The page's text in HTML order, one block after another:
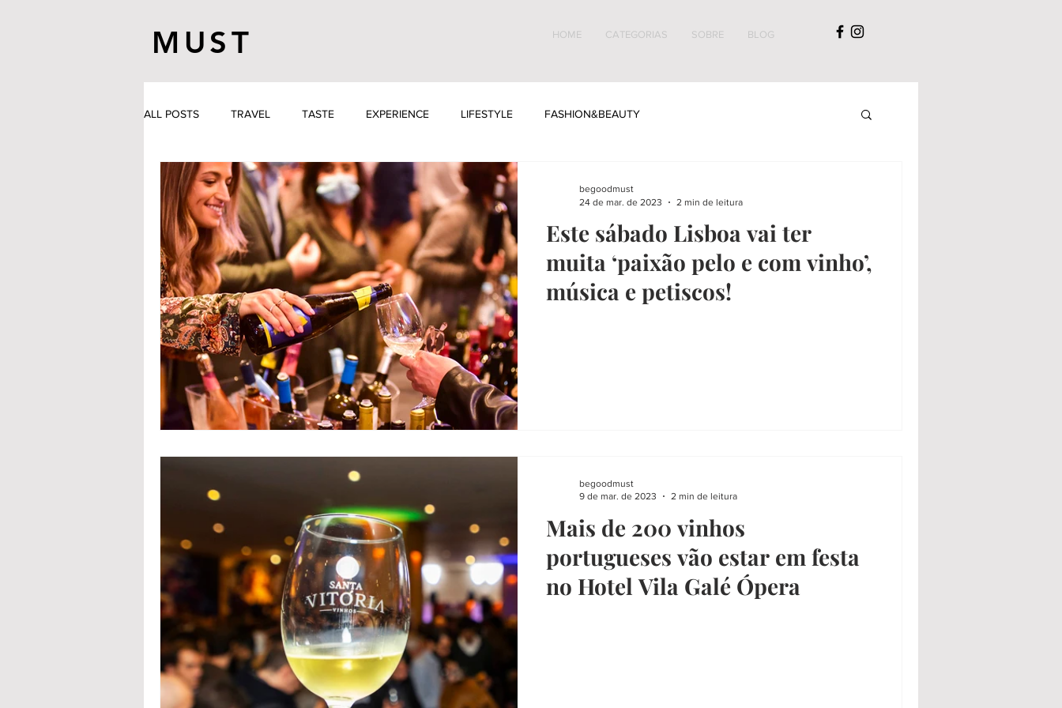
MUST HOME CATEGORIAS SOBRE BLOG
ALL POSTS TRAVEL TASTE EXPERIENCE LIFESTYLE FASHION&BEAUTY
Este sábado Lisboa vai ter
muita ‘paixão pelo e com vinho’,
música e petiscos!
begoodmust
24 de mar. de 2023
2 min de leitura
Mais de 200 vinhos
portugueses vão estar em festa
no Hotel Vila Galé Ópera
begoodmust
9 de mar. de 2023
2 min de leitura